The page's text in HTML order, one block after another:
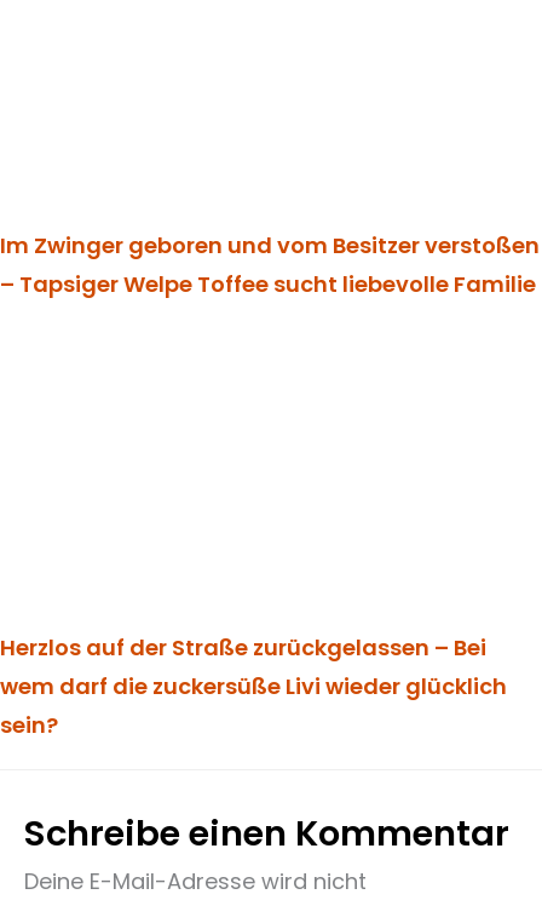
Im Zwinger geboren und vom Besitzer verstoßen
– Tapsiger Welpe Toffee sucht liebevolle Familie
Herzlos auf der Straße zurückgelassen – Bei
wem darf die zuckersüße Livi wieder glücklich
sein?
Schreibe einen Kommentar
Deine E-Mail-Adresse wird nicht